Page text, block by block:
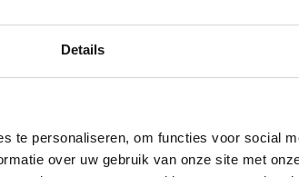
Details
te personaliseren, om functies voor social
over uw gebruik van onze site met
, et est
Besoin d'aide pour faire le
est-elle
A
Q